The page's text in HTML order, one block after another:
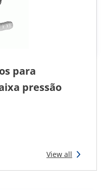
para
pressão
View all